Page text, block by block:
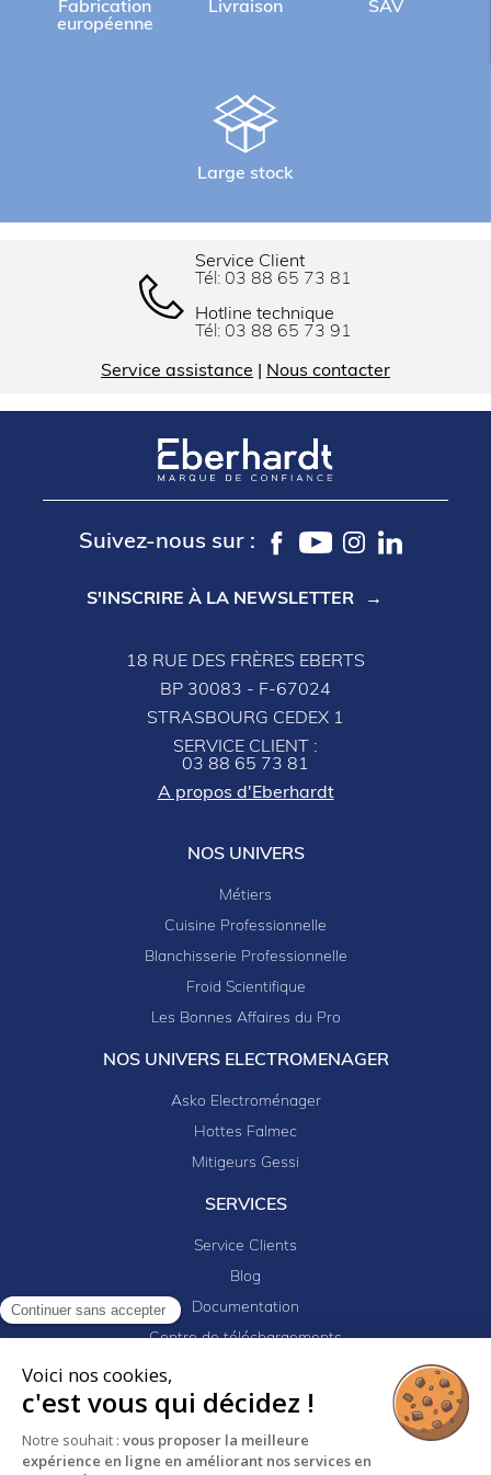
Continuer sans accepter
Voici nos cookies,
c'est vous qui décidez !
Notre souhait : vous proposer la meilleure
expérience en ligne en améliorant nos services en
Fabrication
européenne
Livraison SAV
Large stock
Service Client
Tél: 03 88 65 73 81
Hotline technique
Tél: 03 88 65 73 91
Service assistance Nous contacter
Suivez-nous sur :
S'INSCRIRE À LA NEWSLETTER
18 RUE DES FRÈRES EBERTS
BP 30083 - F-67024
STRASBOURG CEDEX 1
SERVICE CLIENT :
03 88 65 73 81
A propos d'Eberhardt
NOS UNIVERS
Métiers
Cuisine Professionnelle
Blanchisserie Professionnelle
Froid Scientifique
Les Bonnes Affaires du Pro
NOS UNIVERS ELECTROMENAGER
Asko Electroménager
Hottes Falmec
Mitigeurs Gessi
SERVICES
Service Clients
Blog
Documentation
Centre de téléchargements
Newsletter